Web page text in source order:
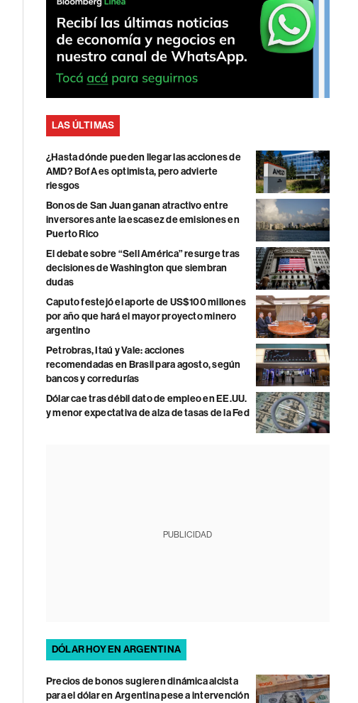
LAS ÚLTIMAS
¿Hasta dónde pueden llegar las acciones de
AMD? BofA es optimista, pero advierte
riesgos
Bonos de San Juan ganan atractivo entre
inversores ante la escasez de emisiones en
Puerto Rico
El debate sobre “Sell América” resurge tras
decisiones de Washington que siembran
dudas
Caputo festejó el aporte de US$100 millones
por año que hará el mayor proyecto minero
argentino
Petrobras, Itaú y Vale: acciones
recomendadas en Brasil para agosto, según
bancos y corredurías
Dólar cae tras débil dato de empleo en EE.UU.
y menor expectativa de alza de tasas de la Fed
PUBLICIDAD
DÓLAR HOY EN ARGENTINA
Precios de bonos sugieren dinámica alcista
para el dólar en Argentina pese a intervención